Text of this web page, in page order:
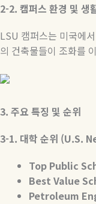
2-2. 캠퍼스 환경 및 생
LSU 캠퍼스는 미국에
의 건축물들이 조화를
3. 주요 특징 및 순위
3-1. 대학 순위 (U.S.
Top Public
Best Value
Petroleum